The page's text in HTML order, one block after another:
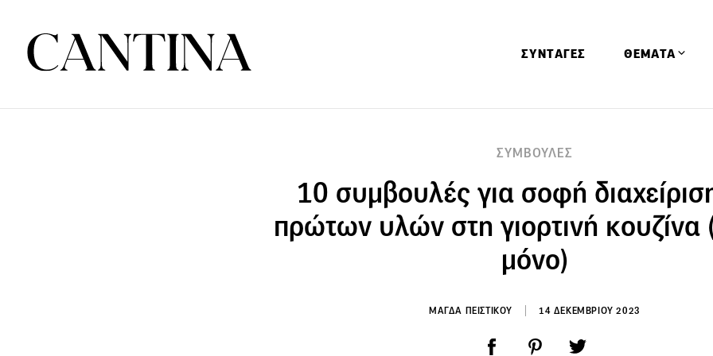
ΣΥΝΤΑΓΕΣ ΘΕΜΑΤΑ
Ειδήσεις
Έρευνες
ΣΥΜΒΟΥΛΕΣ
10 συμβουλές για σοφή
πρώτων υλών στη γιορτινή κουζίνα
μόνο)
ΜΑΓΔΑ ΠΕΙΣΤΙΚΟΥ 14 ΔΕΚΕΜΒΡΙΟΥ 2023